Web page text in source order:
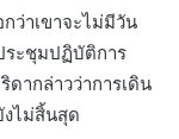
ว่าเขาจะไม่มีวัน
ระชุมปฏิบัติการ
ากล่าวว่าการเดิน
งไม่สิ้นสุด